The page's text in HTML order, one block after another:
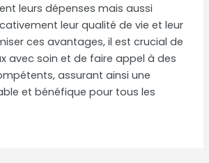
leurs dépenses mais aussi
leur qualité de vie et leur
ces avantages, il est crucial de
avec soin et de faire appel à des
assurant ainsi une
et bénéfique pour tous les